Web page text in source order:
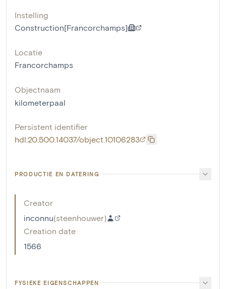
Instelling
Construction[Francorchamps]
Locatie
Francorchamps
Objectnaam
kilometerpaal
Persistent identifier
hdl:20.500.14037/object.10106283
PRODUCTIE EN DATERING
Creator
inconnu(steenhouwer)
Creation date
1566
FYSIEKE EIGENSCHAPPEN